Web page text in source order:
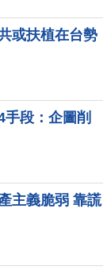
或扶植在台勢
段：企圖削
主義脆弱 靠謊